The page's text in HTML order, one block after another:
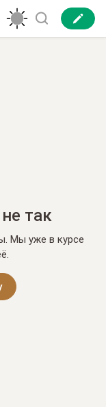
так
Мы уже в курсе